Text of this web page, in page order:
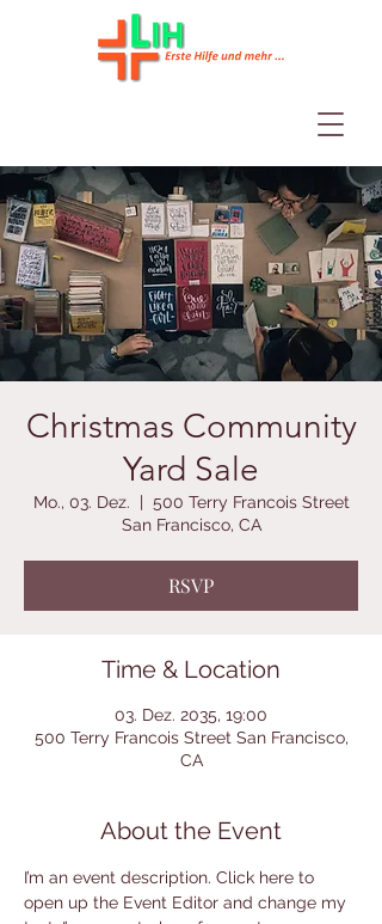
Christmas Community
Yard Sale
Mo., 03. Dez.
  |
500 Terry Francois Street
San Francisco, CA
RSVP
Time & Location
03. Dez. 2035, 19:00
500 Terry Francois Street San Francisco,
CA
About the Event
I’m an event description. Click here to
open up the Event Editor and change my